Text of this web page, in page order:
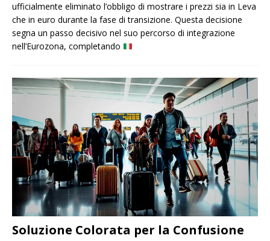
ufficialmente eliminato l’obbligo di mostrare i prezzi sia in Leva
che in euro durante la fase di transizione. Questa decisione
segna un passo decisivo nel suo percorso di integrazione
nell’Eurozona, completando
Soluzione Colorata per la Confusione